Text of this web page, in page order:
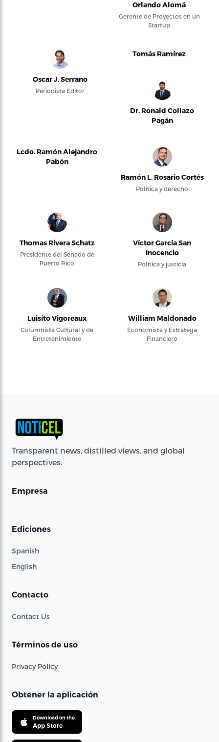
Orlando Alomá
Gerente de Proyectos en un
Startup
Oscar J. Serrano
Periodista Editor
Tomás Ramírez
Dr. Ronald Collazo
Pagán
Lcdo. Ramón Alejandro
Pabón
Ramón L. Rosario Cortés
Política y derecho
Thomas Rivera Schatz
Presidente del Senado de
Puerto Rico
Víctor García San
Inocencio
Política y justicia
Luisito Vigoreaux
Columnista Cultural y de
Entretenimiento
William Maldonado
Economista y Estratega
Financiero
Transparent news, distilled views, and global
perspectives.
Empresa
Ediciones
Spanish
English
Contacto
Contact Us
Términos de uso
Privacy Policy
Obtener la aplicación
Download on the
App Store